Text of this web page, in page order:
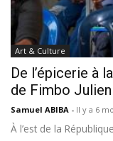
Art & Culture
De l’épicerie à
de Fimbo Julien
Samuel ABIBA - Il y a 6
À l’est de la